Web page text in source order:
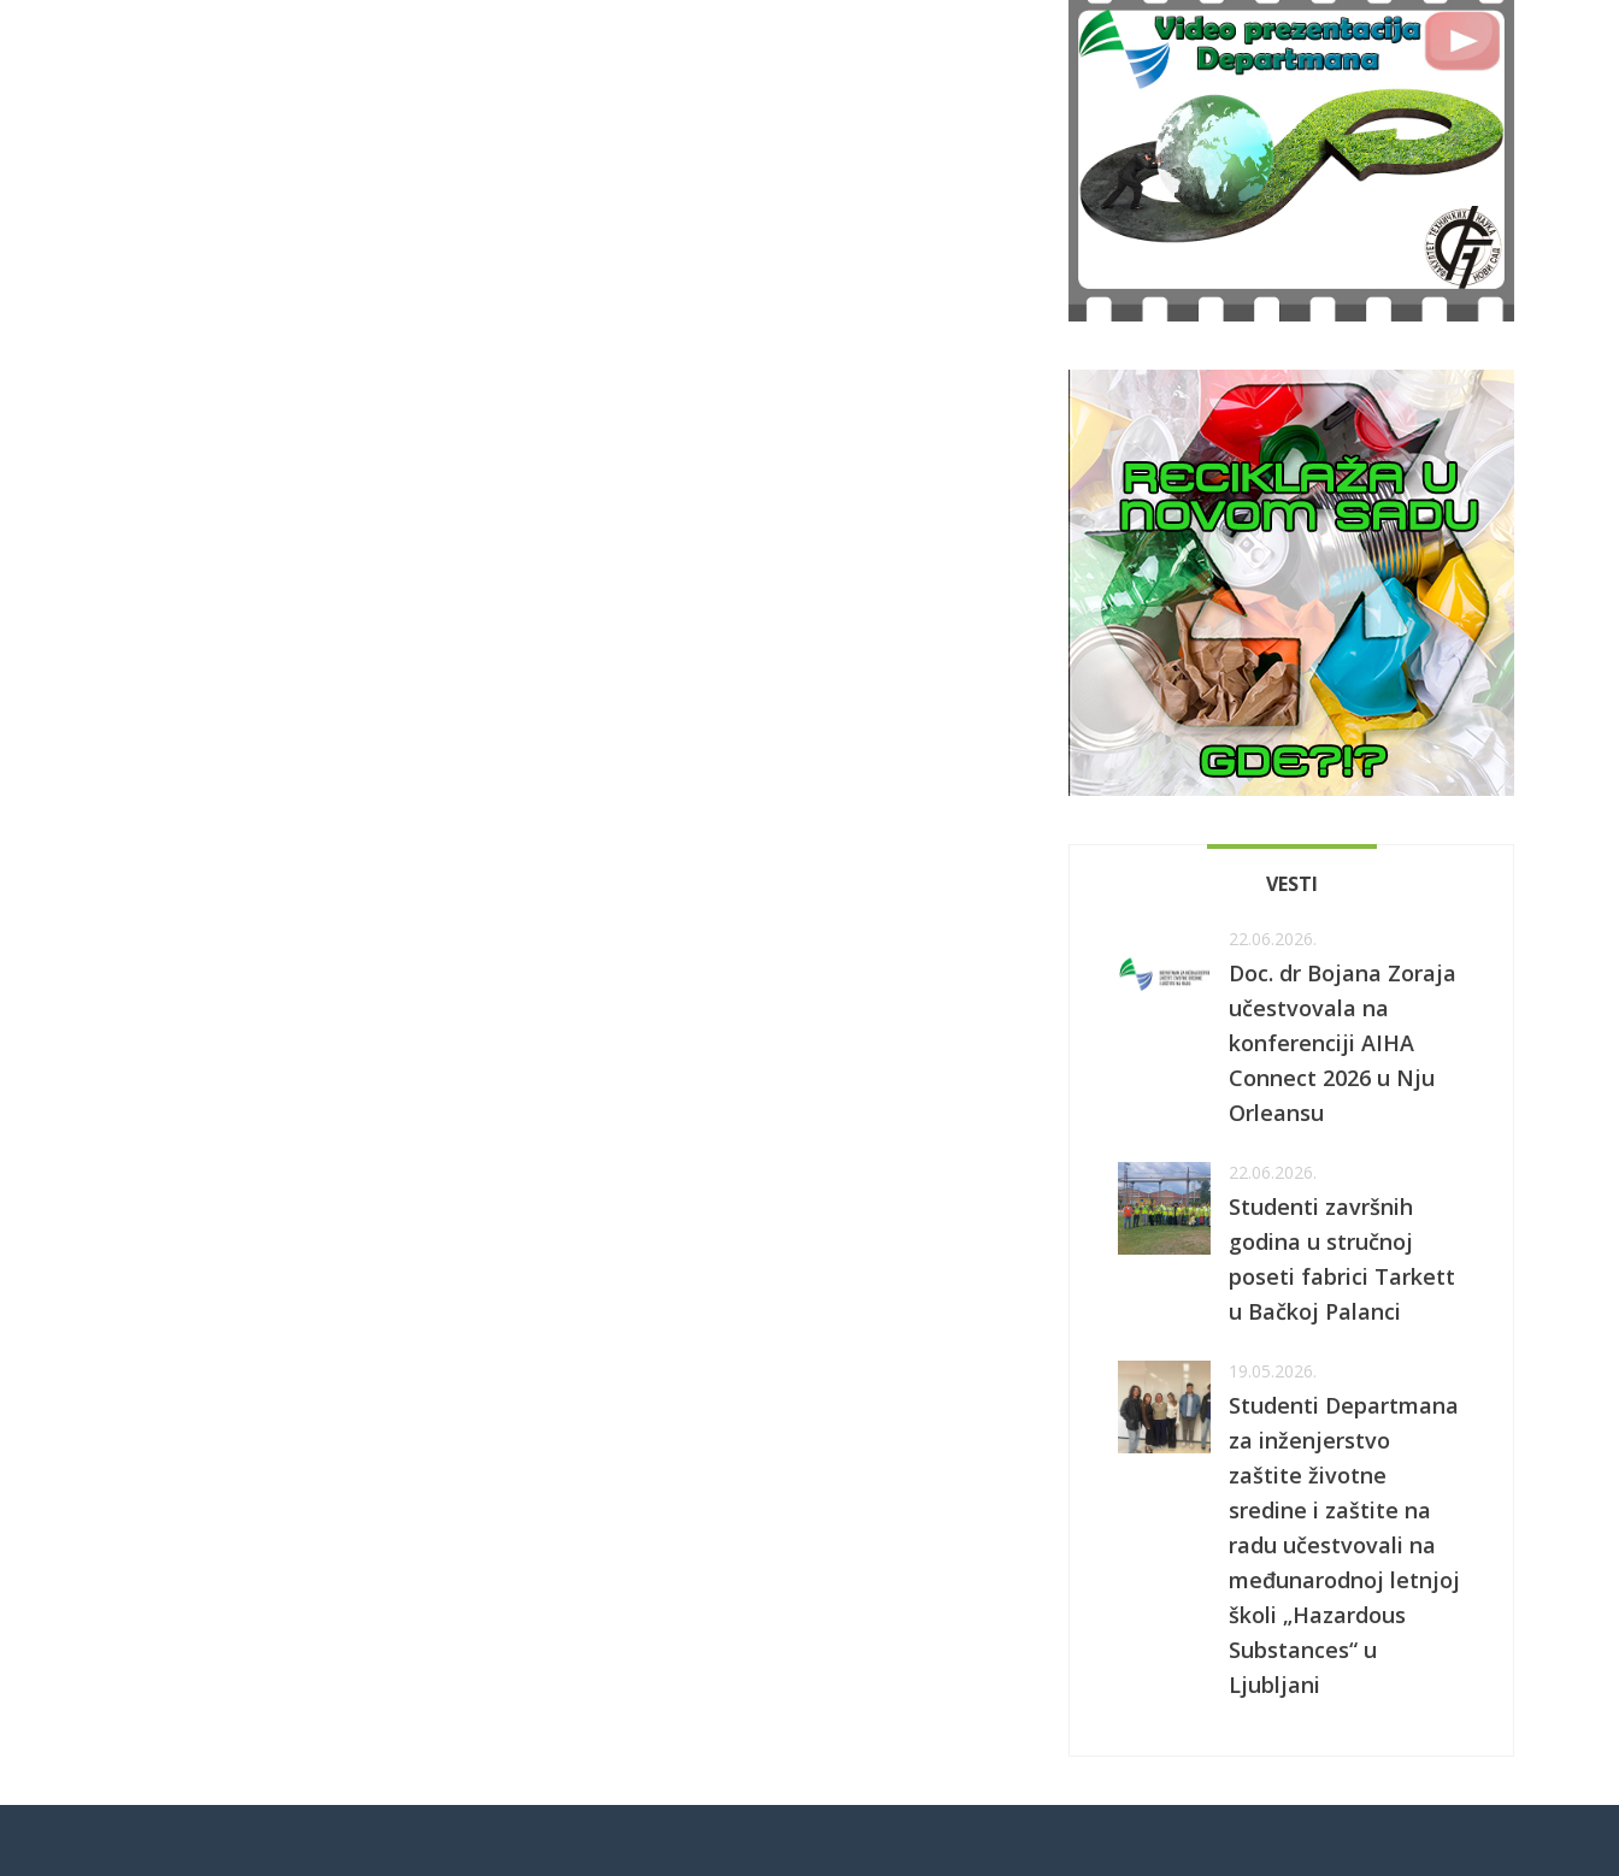
VESTI
22.06.2026.
Doc. dr Bojana Zoraja
učestvovala na
konferenciji AIHA
Connect 2026 u Nju
Orleansu
22.06.2026.
Studenti završnih
godina u stručnoj
poseti fabrici Tarkett
u Bačkoj Palanci
19.05.2026.
Studenti Departmana
za inženjerstvo
zaštite životne
sredine i zaštite na
radu učestvovali na
međunarodnoj letnjoj
školi „Hazardous
Substances“ u
Ljubljani